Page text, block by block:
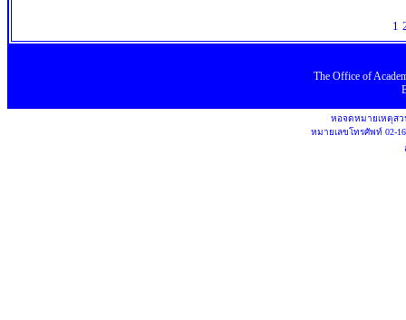
1
The Officeof
หอจดหมายเหตุส
หมายเลขโทรศัพท์ 02-